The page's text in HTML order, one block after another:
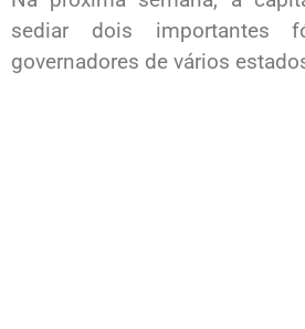
sediar dois importantes
governadores de vários